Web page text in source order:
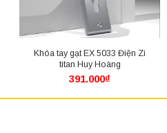
Khóa tay gạt EX 5033 Điện Zi
titan Huy Hoàng
391.000₫